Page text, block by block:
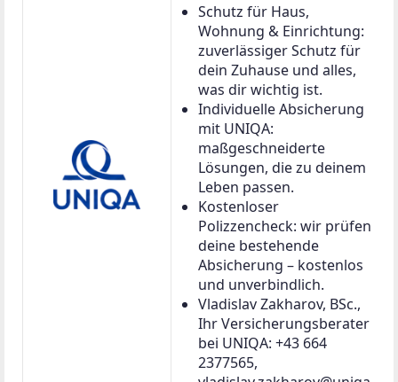
Schutz für Haus,
Wohnung & Einrichtung:
zuverlässiger Schutz für
dein Zuhause und alles,
was dir wichtig ist.
Individuelle Absicherung
mit UNIQA:
maßgeschneiderte
Lösungen, die zu deinem
Leben passen.
Kostenloser
Polizzencheck: wir prüfen
deine bestehende
Absicherung – kostenlos
und unverbindlich.
Vladislav Zakharov, BSc.,
Ihr Versicherungsberater
bei UNIQA: +43 664
2377565,